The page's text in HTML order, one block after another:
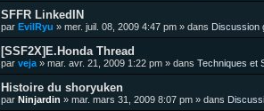
SFFR LinkedIN
par EvilRyu » mer. juil. 08, 2009 4:47 pm » dans Discussion
[SSF2X]E.Honda Thread
par veja » mar. avr. 21, 2009 1:22 pm » dans Techniques et
Histoire du shoryuken
par Ninjardin » mar. mars 31, 2009 8:07 pm » dans